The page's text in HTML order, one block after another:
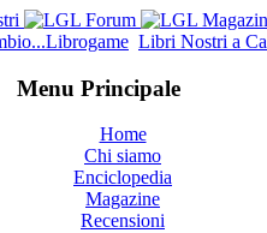
Libri Nostri a
Menu Principale
Home
Chi siamo
Enciclopedia
Magazine
Recensioni